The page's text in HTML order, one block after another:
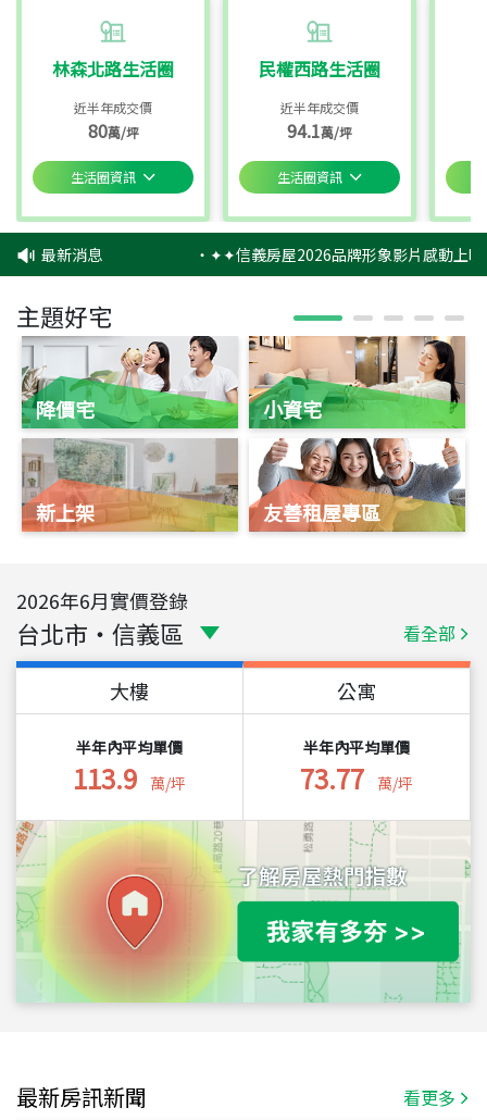
林森北路生活圈
近半年成交價
80萬/坪
生活圈資訊
民權西路生活圈
近半年成交價
94.1萬/坪
生活圈資訊
最新消息 ‧✦✦信義房屋2026品牌形象影片感動上
主題好宅
降價宅
新上架
小資宅
友善租屋專區
2026年6月實價登錄
台北市 ・ 信義區 看全部
大樓
半年內平均單價
113.9 萬/坪
公寓
半年內平均單價
73.77 萬/坪
最新房訊新聞 看更多